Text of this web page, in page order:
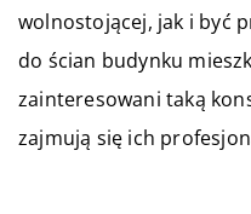
wolnostojącej, jak i być
do ścian budynku
zainteresowani taką
zajmują się ich